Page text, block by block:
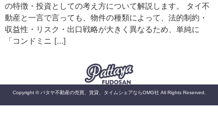
の特徴・投資としての考え方について解説します。 タイ不
動産と一言で言っても、物件の種類によって、法的制約・
収益性・リスク・出口戦略が大きく異なるため、単純に
「コンドミニ […]
Copyright © パタヤ不動産の売買、賃貸、タイムシェアならOMG社 All Rights Reserved.